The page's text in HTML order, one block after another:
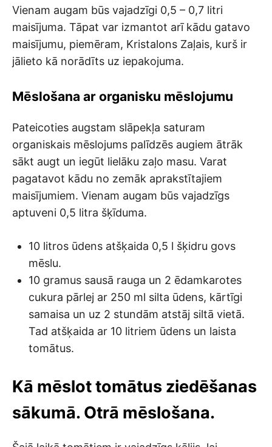
Vienam augam būs vajadzīgi 0,5 – 0,7 litri
maisījuma. Tāpat var izmantot arī kādu gatavo
maisījumu, piemēram, Kristalons Zaļais, kurš ir
jālieto kā norādīts uz iepakojuma.
Mēslošana ar organisku mēslojumu
Pateicoties augstam slāpekļa saturam
organiskais mēslojums palīdzēs augiem ātrāk
sākt augt un iegūt lielāku zaļo masu. Varat
pagatavot kādu no zemāk aprakstītajiem
maisījumiem. Vienam augam būs vajadzīgs
aptuveni 0,5 litra šķīduma.
10 litros ūdens atšķaida 0,5 l šķidru govs
mēslu.
10 gramus sausā rauga un 2 ēdamkarotes
cukura pārlej ar 250 ml silta ūdens, kārtīgi
samaisa un uz 2 stundām atstāj siltā vietā.
Tad atšķaida ar 10 litriem ūdens un laista
tomātus.
Kā mēslot tomātus ziedēšanas
sākumā. Otrā mēslošana.